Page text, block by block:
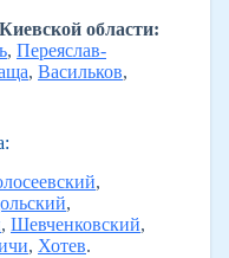
области:
, Переяслав-
, Васильков,
,
,
, Шевченковский,
, Хотев.